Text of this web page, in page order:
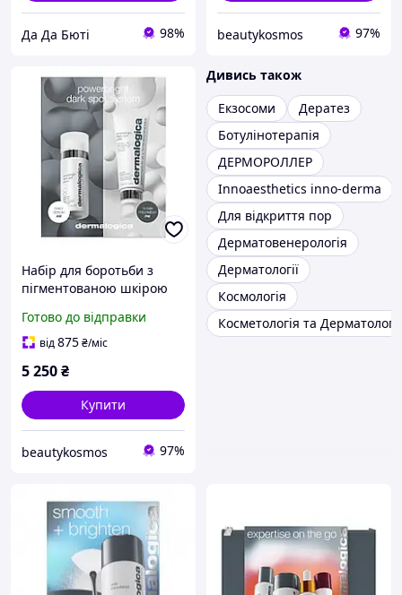
Да Да Бюті 98% beautykosmos 97%
Набір для боротьби з
пігментованою шкірою
Dark Spot System
Готово до відправки
від875₴/міс
5 250₴
Купити
beautykosmos 97%
Дивись також
Екзосоми
Дератез
Ботулінотерапія
ДЕРМОРОЛЛЕР
Innoaesthetics inno-derma
Для відкриття пор
Дерматовенерологія
Дерматології
Космологія
Косметологія та